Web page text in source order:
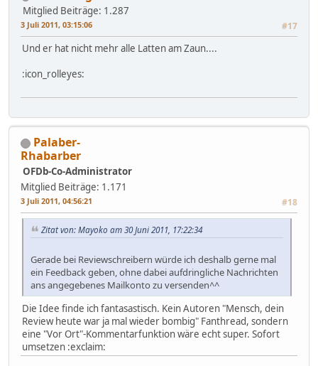
Mitglied Beiträge: 1.287
3 Juli 2011, 03:15:06 #17
Und er hat nicht mehr alle Latten am Zaun....
:icon_rolleyes:
Palaber-
Rhabarber
OFDb-Co-Administrator
Mitglied Beiträge: 1.171
3 Juli 2011, 04:56:21 #18
Zitat von: Mayoko am 30 Juni 2011, 17:22:34
Gerade bei Reviewschreibern würde ich deshalb gerne mal
ein Feedback geben, ohne dabei aufdringliche Nachrichten
ans angegebenes Mailkonto zu versenden^^
Die Idee finde ich fantasastisch. Kein Autoren "Mensch, dein
Review heute war ja mal wieder bombig" Fanthread, sondern
eine "Vor Ort"-Kommentarfunktion wäre echt super. Sofort
umsetzen :exclaim: